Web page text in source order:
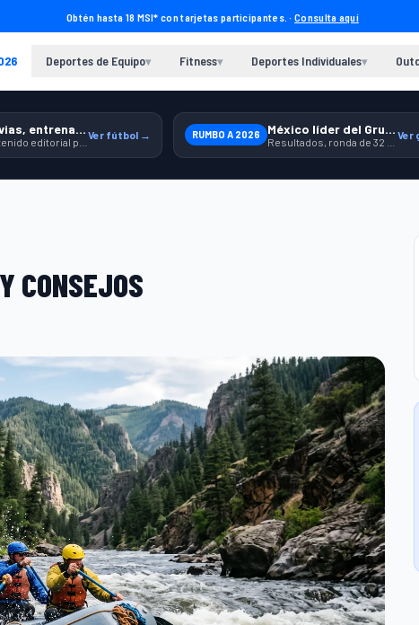
Obtén hasta 18 MSI* con tarjetas participantes. ·Consulta aquí
Deportes de Equipo▾ Fitness▾ Deportes Individuales▾
Previas, entrenamiento y producto Ver fútbol → RUMBO A 2026 México líder del Grupo A Ver
CONSEJOS